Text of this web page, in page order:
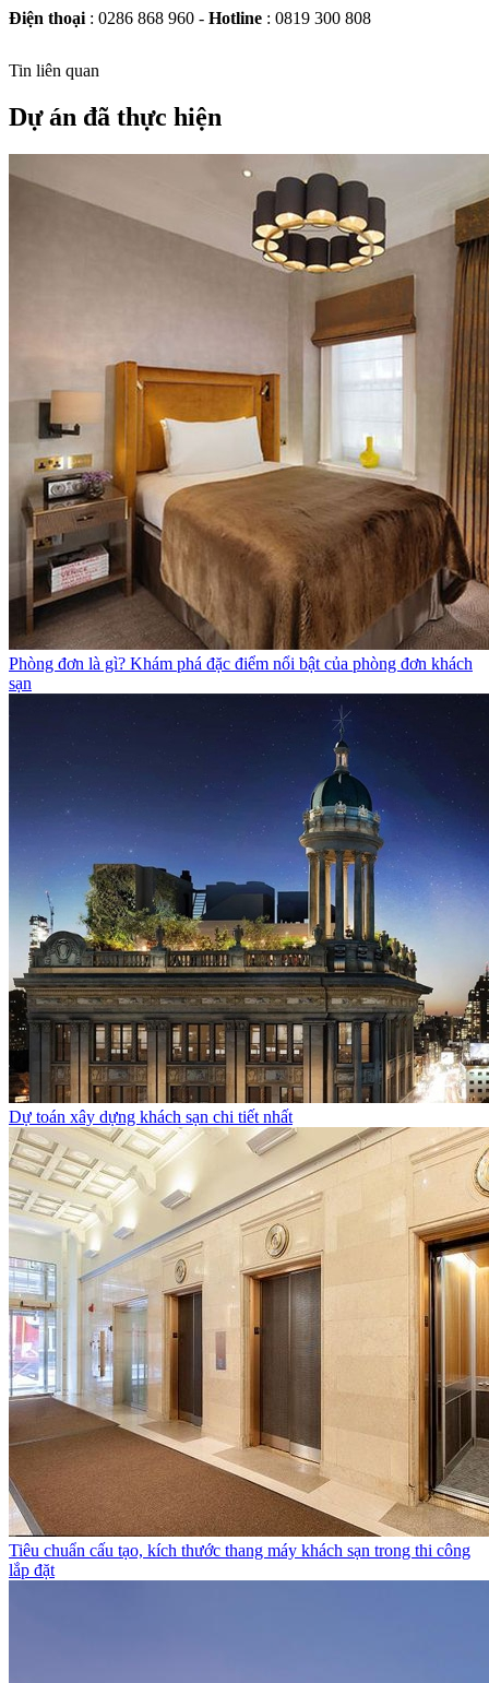
Điện thoại : 0286 868 960 - Hotline : 0819 300 808
Tin liên quan
Dự án đã thực hiện
Phòng đơn là gì? Khám phá đặc điểm nổi bật của phòng đơn khách
sạn
Dự toán xây dựng khách sạn chi tiết nhất
Tiêu chuẩn cấu tạo, kích thước thang máy khách sạn trong thi công
lắp đặt